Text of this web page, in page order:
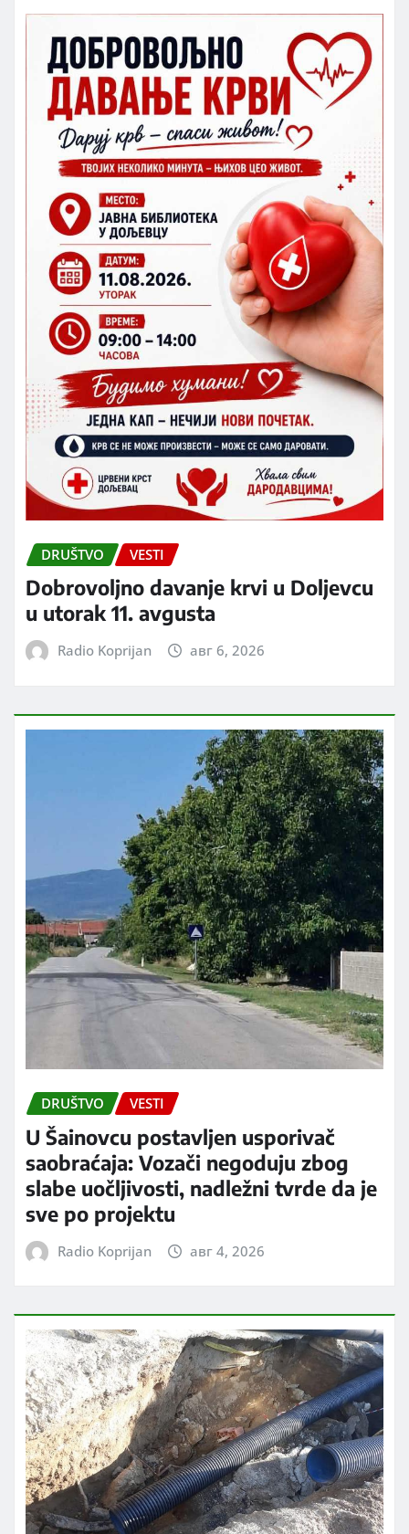
DRUŠTVO VESTI
Dobrovoljno davanje krvi u Doljevcu
u utorak 11. avgusta
Radio Koprijan авг 6, 2026
DRUŠTVO VESTI
U Šainovcu postavljen usporivač
saobraćaja: Vozači negoduju zbog
slabe uočljivosti, nadležni tvrde da je
sve po projektu
Radio Koprijan авг 4, 2026